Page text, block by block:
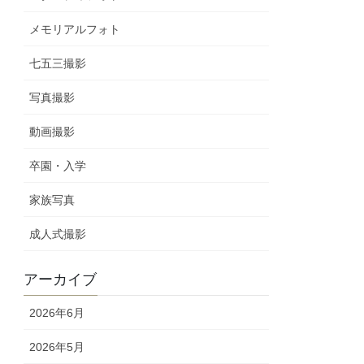
メモリアルフォト
七五三撮影
写真撮影
動画撮影
卒園・入学
家族写真
成人式撮影
アーカイブ
2026年6月
2026年5月